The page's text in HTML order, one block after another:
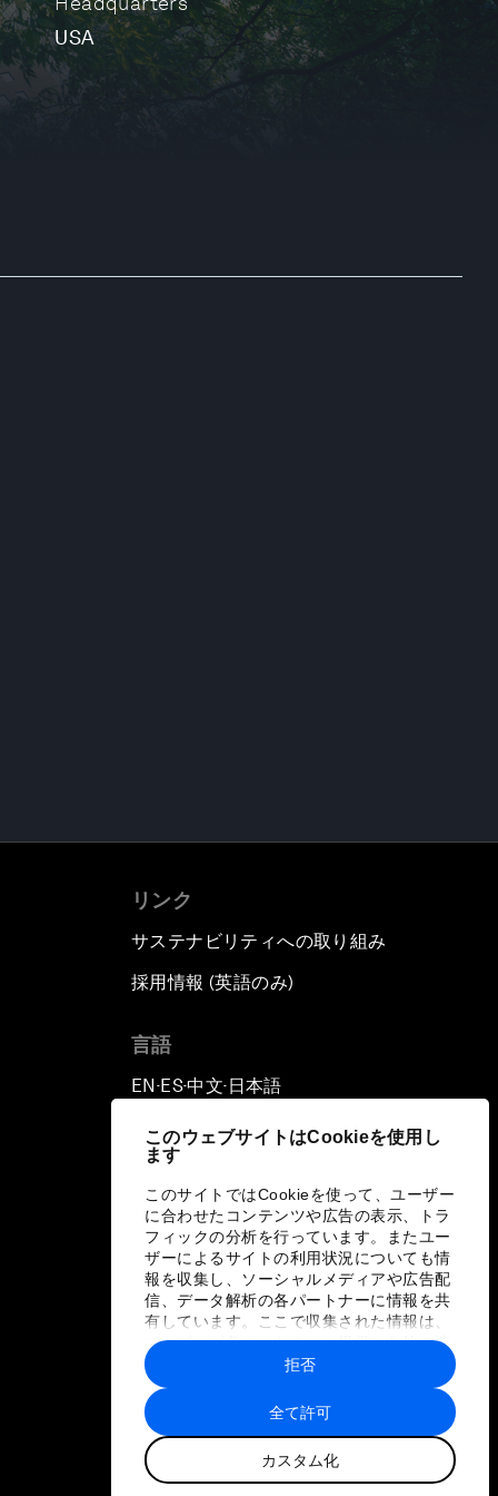
このウェブサイトはCookieを使用し
ます
このサイトではCookieを使って、ユーザー
に合わせたコンテンツや広告の表示、トラ
フィックの分析を行っています。またユー
ザーによるサイトの利用状況についても情
報を収集し、ソーシャルメディアや広告配
信、データ解析の各パートナーに情報を共
有しています。ここで収集された情報は、
ユーザーが各パートナーに提供した他の情
報や各パートナーのサービスを使用した際
に収集された情報と組み合わされ、各パー
トナーによって使用されることがありま
す。
全て許可
カスタム化
拒否
USA
リンク
サステナビリティへの取り組み
採用情報 (英語のみ)
言語
EN ▪ES▪中文▪ 日本語